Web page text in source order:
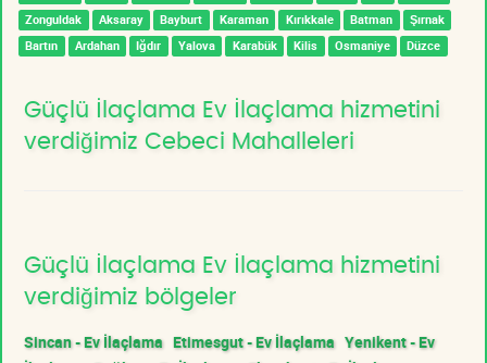
Zonguldak
Aksaray Bayburt Karaman Kırıkkale Batman
Şırnak
Bartın
Ardahan Iğdır Yalova Karabük Kilis Osmaniye Düzce
Güçlü İlaçlama Ev İlaçlama hizmetini
verdiğimiz Cebeci Mahalleleri
Güçlü İlaçlama Ev İlaçlama hizmetini
verdiğimiz bölgeler
Sincan - Ev İlaçlama Etimesgut - Ev İlaçlama Yenikent - Ev